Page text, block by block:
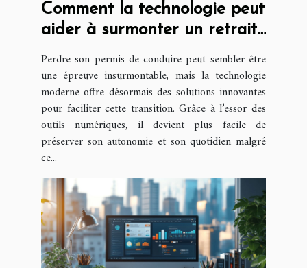
Comment la technologie peut
aider à surmonter un retrait
de permis ?
Perdre son permis de conduire peut sembler être
une épreuve insurmontable, mais la technologie
moderne offre désormais des solutions innovantes
pour faciliter cette transition. Grâce à l’essor des
outils numériques, il devient plus facile de
préserver son autonomie et son quotidien malgré
ce...